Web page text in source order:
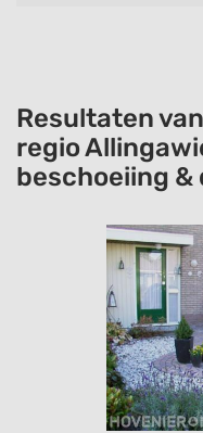
Resultaten
regio
beschoeiing &